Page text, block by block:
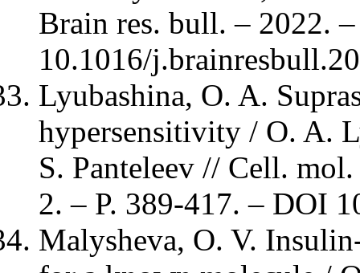
Brain res. bull. – 2022.
10.1016/
Lyubashina, O. A.
hypersensitivity / O. A.
S. Panteleev // Cell.
2. – P. 389-417. – DOI
Malysheva, O. V.